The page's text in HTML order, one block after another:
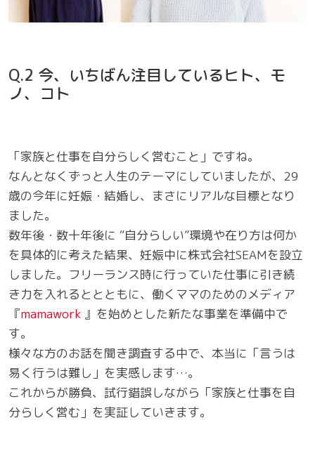
Q.2 今、いちばん注目しているヒト、モ
ノ、コト
「家族と仕事を自分らしく営むこと」ですね。
なんとなくずっと人生のテーマにしていましたが、29
歳の今年に妊娠・結婚し、まさにリアルな目標となり
ました。
数年後・数十年後に “自分らしい”環境や在り方は何か
を具体的に考えた結果、妊娠中に株式会社SEAMを設立
しました。フリーランス時に行っていた仕事に引き続
き力を入れるととともに、働くママのためのメディア
『mamawork 』を始めとした新たな事業を準備中で
す。
様々な方のお話を聞き調査する中で、本当に「言うは
易く行うは難し」を実感します…。
これからが勝負、試行錯誤しながら「家族と仕事を自
分らしく営む」を実証していきます。